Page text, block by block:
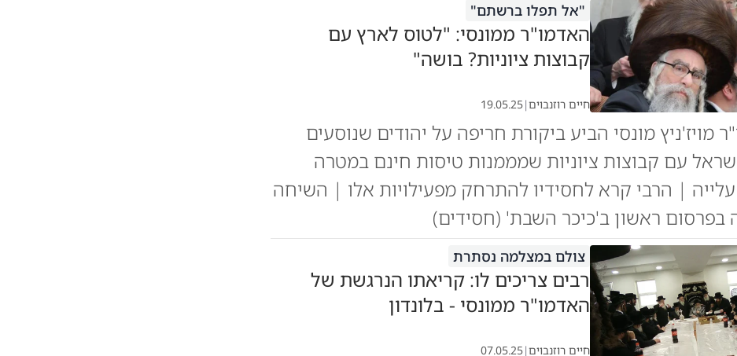
"אל תפלו ברשתם"
האדמו"ר ממונסי: "לטוס לארץ עם
קבוצות ציוניות? בושה"
חיים רוזנבוים|
19.05.25
מויז'ניץ מונסי הביע ביקורת חריפה על יהודים שנוסעים
עם קבוצות ציוניות שמממנות טיסות חינם במטרה
| הרבי קרא לחסידיו להתרחק מפעילויות אלו | השיחה
בפרסום ראשון ב'כיכר השבת' (חסידים)
צולם במצלמה נסתרת
רבים צריכים לו: קריאתו הנרגשת של
האדמו"ר ממונסי - בלונדון
חיים רוזנבוים|
07.05.25